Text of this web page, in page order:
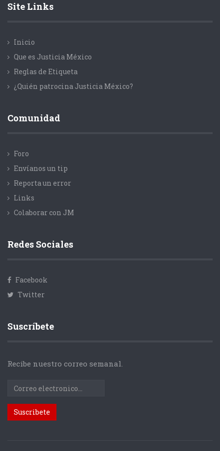
Site Links
Inicio
Que es Justicia México
Reglas de Etiqueta
¿Quién patrocina Justicia México?
Comunidad
Foro
Envíanos un tip
Reporta un error
Links
Colaborar con JM
Redes Sociales
Facebook
Twitter
Suscríbete
Recibe nuestro correo semanal.